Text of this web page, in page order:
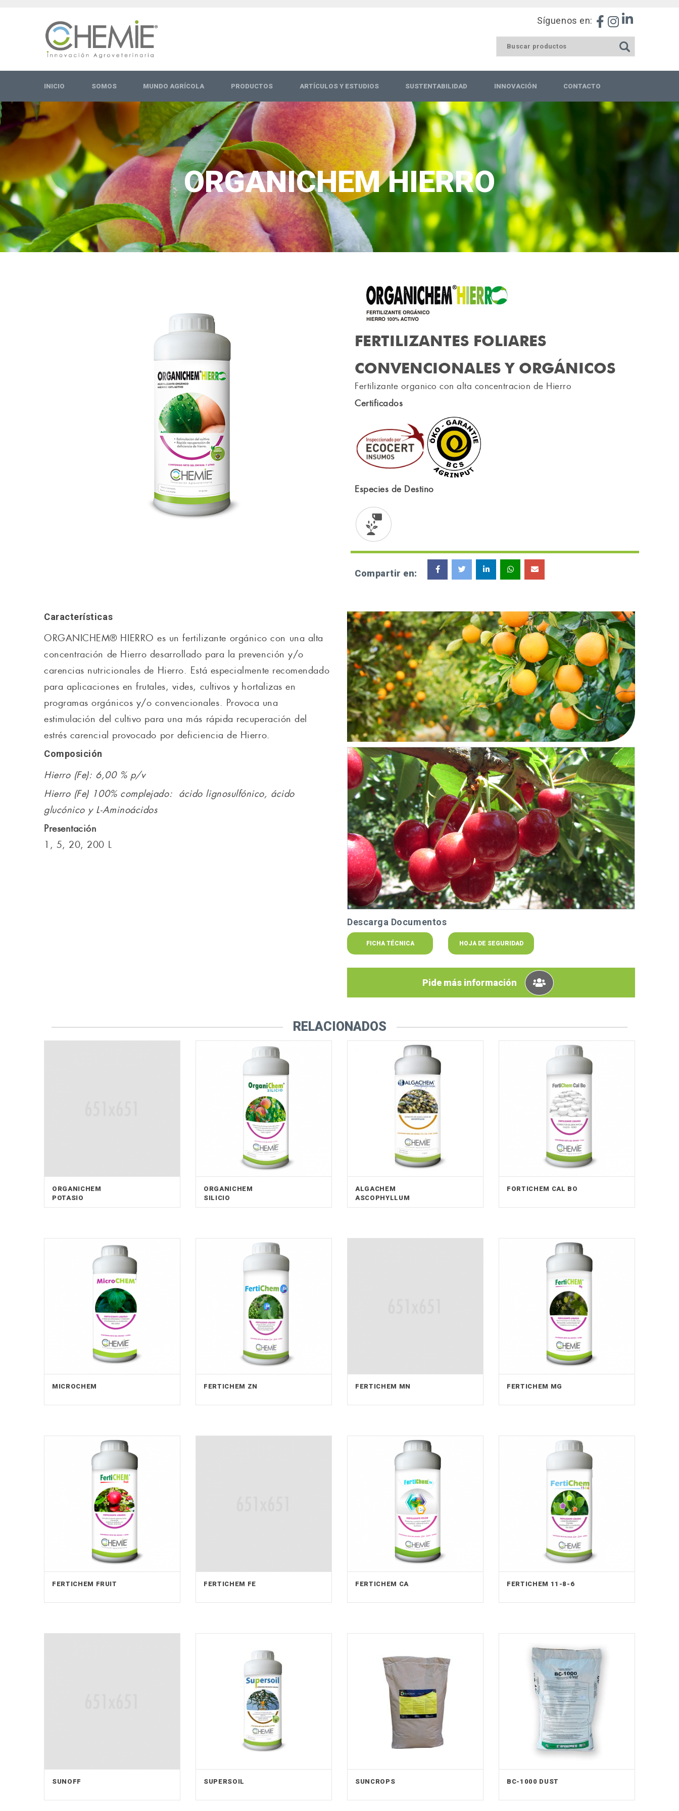
Síguenos en:
INICIO SOMOS MUNDO AGRÍCOLA PRODUCTOS ARTÍCULOS Y ESTUDIOS SUSTENTABILIDAD INNOVACIÓN CONTACTO
ORGANICHEM HIERRO
FERTILIZANTES FOLIARES
CONVENCIONALES Y ORGÁNICOS
Fertilizante organico con alta concentracion de Hierro
Certificados
Especies de Destino
Compartir en:
Características
ORGANICHEM® HIERRO es un fertilizante orgánico con una alta
concentración de Hierro desarrollado para la prevención y/o
carencias nutricionales de Hierro. Está especialmente recomendado
para aplicaciones en frutales, vides, cultivos y hortalizas en
programas orgánicos y/o convencionales. Provoca una
estimulación del cultivo para una más rápida recuperación del
estrés carencial provocado por deficiencia de Hierro.
Composición
Hierro (Fe): 6,00 % p/v
Hierro (Fe) 100% complejado: ácido lignosulfónico, ácido
glucónico y L-Aminoácidos
Presentación
1, 5, 20, 200 L
Descarga Documentos
FICHA TÉCNICA HOJA DE SEGURIDAD
Pide más información
RELACIONADOS
ORGANICHEM
POTASIO
ORGANICHEM
SILICIO
ALGACHEM
ASCOPHYLLUM
FORTICHEM CAL BO
MICROCHEM FERTICHEM ZN FERTICHEM MN FERTICHEM MG
FERTICHEM FRUIT FERTICHEM FE FERTICHEM CA FERTICHEM 11-8-6
SUNOFF SUPERSOIL SUNCROPS BC-1000 DUST